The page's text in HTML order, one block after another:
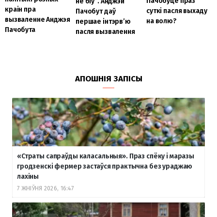
краін пра
вызваленне Анджэя
Пачобута
Пачобут даў
першае інтэрв’ю
пасля вызвалення
суткі пасля выхаду
на волю?
АПОШНІЯ ЗАПІСЫ
«Страты сапраўды каласальныя». Праз спёку і маразы
гродзенскі фермер застаўся практычна без ураджаю
лахіны
7 ЖНІЎНЯ 2026, 16:47